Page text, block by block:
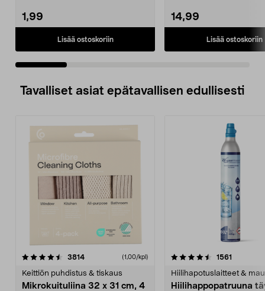
1,99
Lisää ostoskoriin
14,99
Lisää ostoskoriin
Tavalliset asiat epätavallisen edullisesti
3814arvostelut (1,00/kpl)
Keittiön puhdistus & tiskaus
Mikrokuituliina 32 x 31 cm, 4
4.5viidestä
1561
Hiilihapotuslaitteet &
Hiilihappopatruuna
4.5viidestä